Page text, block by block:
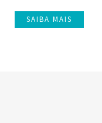
SAIBA MAIS